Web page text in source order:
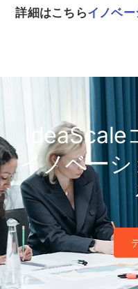
詳細はこちらイノベ
イノベー